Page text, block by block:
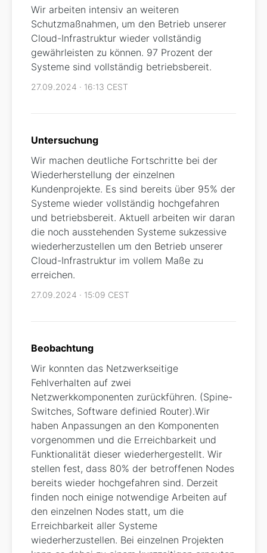
Wir arbeiten intensiv an weiteren
Schutzmaßnahmen, um den Betrieb unserer
Cloud-Infrastruktur wieder vollständig
gewährleisten zu können. 97 Prozent der
Systeme sind vollständig betriebsbereit.
27.09.2024 · 16:13 CEST
Untersuchung
Wir machen deutliche Fortschritte bei der
Wiederherstellung der einzelnen
Kundenprojekte. Es sind bereits über 95% der
Systeme wieder vollständig hochgefahren
und betriebsbereit. Aktuell arbeiten wir daran
die noch ausstehenden Systeme sukzessive
wiederherzustellen um den Betrieb unserer
Cloud-Infrastruktur im vollem Maße zu
erreichen.
27.09.2024 · 15:09 CEST
Beobachtung
Wir konnten das Netzwerkseitige
Fehlverhalten auf zwei
Netzwerkkomponenten zurückführen. (Spine-
Switches, Software definied Router).Wir
haben Anpassungen an den Komponenten
vorgenommen und die Erreichbarkeit und
Funktionalität dieser wiederhergestellt. Wir
stellen fest, dass 80% der betroffenen Nodes
bereits wieder hochgefahren sind. Derzeit
finden noch einige notwendige Arbeiten auf
den einzelnen Nodes statt, um die
Erreichbarkeit aller Systeme
wiederherzustellen. Bei einzelnen Projekten